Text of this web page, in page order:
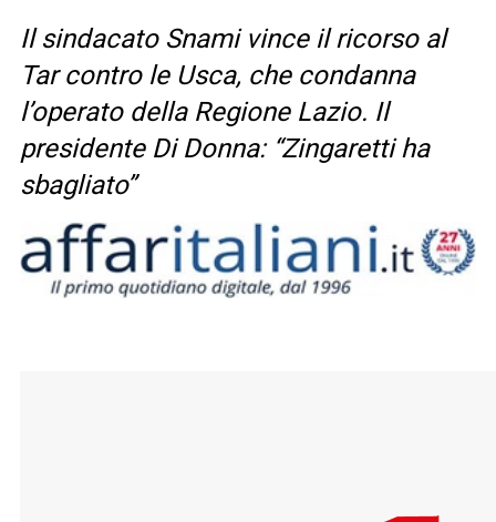
Il sindacato Snami vince il ricorso al
Tar contro le Usca, che condanna
l’operato della Regione Lazio. Il
presidente Di Donna: “Zingaretti ha
sbagliato”